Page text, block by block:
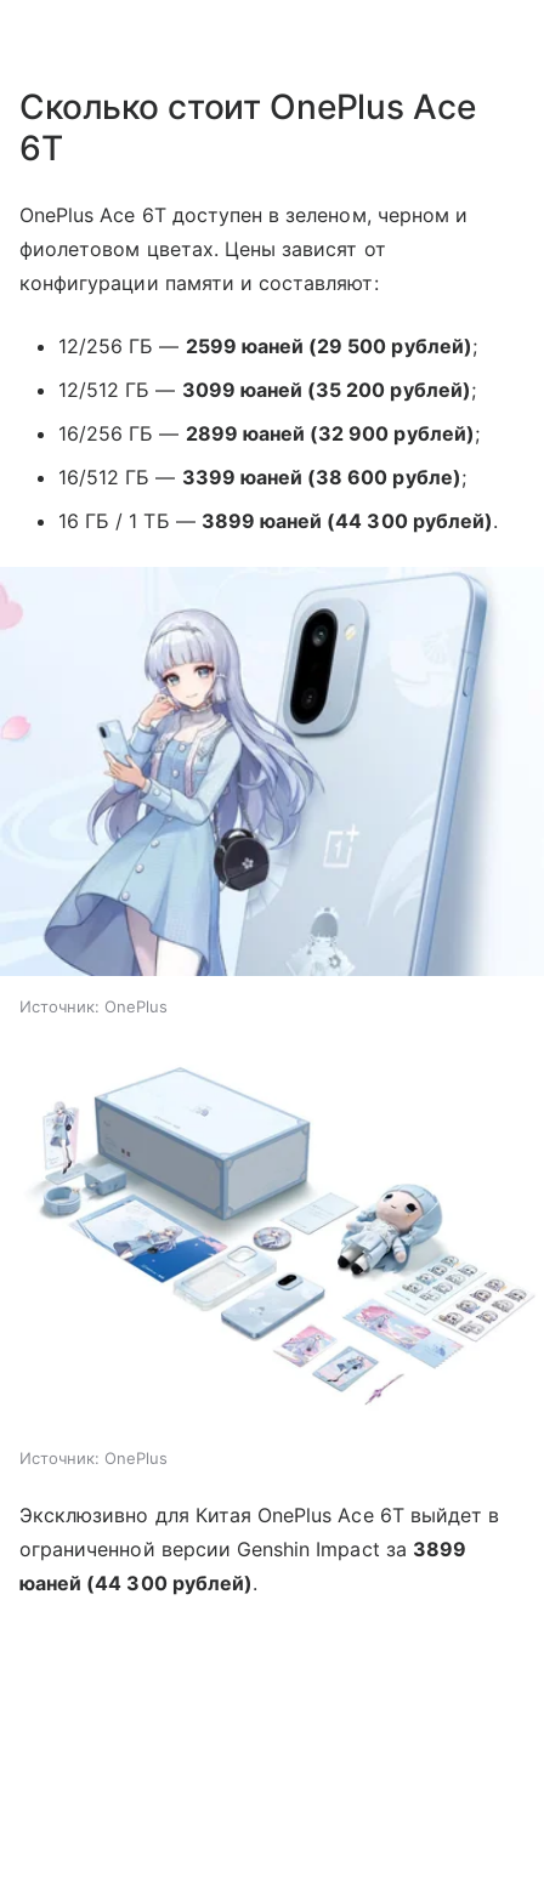
Сколько стоит OnePlus Ace
6T
OnePlus Ace 6T доступен в зеленом, черном и
фиолетовом цветах. Цены зависят от
конфигурации памяти и составляют:
12/256 ГБ — 2599 юаней (29 500 рублей);
12/512 ГБ — 3099 юаней (35 200 рублей);
16/256 ГБ — 2899 юаней (32 900 рублей);
16/512 ГБ — 3399 юаней (38 600 рубле);
16 ГБ / 1 ТБ — 3899 юаней (44 300 рублей).
Источник: OnePlus
Источник: OnePlus
Эксклюзивно для Китая OnePlus Ace 6T выйдет в
ограниченной версии Genshin Impact за 3899
юаней (44 300 рублей).